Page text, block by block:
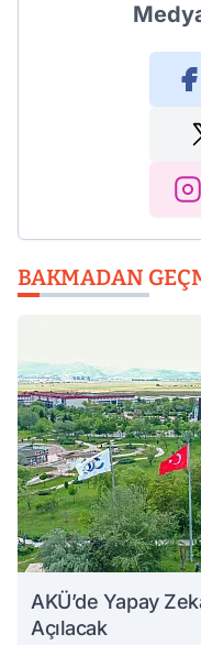
BAKMADAN
AKÜ’de Yapay
Açılacak